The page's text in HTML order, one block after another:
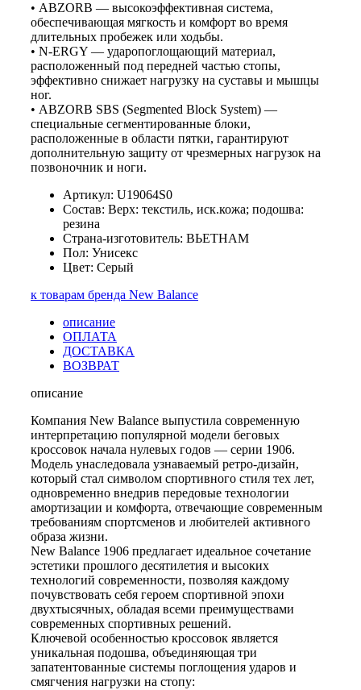
• ABZORB — высокоэффективная система,
обеспечивающая мягкость и комфорт во время
длительных пробежек или ходьбы.
• N-ERGY — ударопоглощающий материал,
расположенный под передней частью стопы,
эффективно снижает нагрузку на суставы и мышцы
ног.
• ABZORB SBS (Segmented Block System) —
специальные сегментированные блоки,
расположенные в области пятки, гарантируют
дополнительную защиту от чрезмерных нагрузок на
позвоночник и ноги.
Артикул: U19064S0
Состав: Верх: текстиль, иск.кожа; подошва:
резина
Страна-изготовитель: ВЬЕТНАМ
Пол: Унисекс
Цвет: Серый
к товарам бренда New Balance
описание
ОПЛАТА
ДОСТАВКА
ВОЗВРАТ
описание
Компания New Balance выпустила современную
интерпретацию популярной модели беговых
кроссовок начала нулевых годов — серии 1906.
Модель унаследовала узнаваемый ретро-дизайн,
который стал символом спортивного стиля тех лет,
одновременно внедрив передовые технологии
амортизации и комфорта, отвечающие современным
требованиям спортсменов и любителей активного
образа жизни.
New Balance 1906 предлагает идеальное сочетание
эстетики прошлого десятилетия и высоких
технологий современности, позволяя каждому
почувствовать себя героем спортивной эпохи
двухтысячных, обладая всеми преимуществами
современных спортивных решений.
Ключевой особенностью кроссовок является
уникальная подошва, объединяющая три
запатентованные системы поглощения ударов и
смягчения нагрузки на стопу: